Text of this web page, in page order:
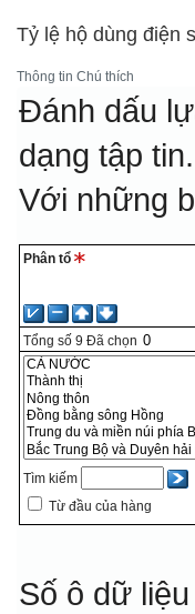
Tỷ lệ hộ dùng điện
Thông tin Chú thích
Đánh dấu
dạng tập
Với những
Phân tổ
Tổng số 9 Đã chọn
Tìm kiếm
Từ đầu của hàng
Số ô dữ